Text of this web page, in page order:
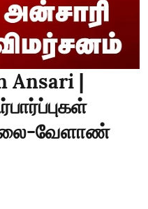
Ansari |
வேளாண்